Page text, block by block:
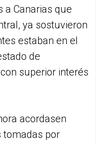
a Canarias que
ya sostuvieron
estaban en el
de
superior interés
acordasen
tomadas por